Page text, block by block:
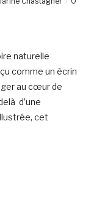
naturelle
comme un écrin
au cœur de
d’une
cet